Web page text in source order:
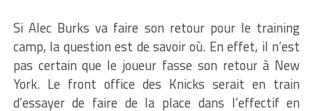
Si Alec Burks va faire son retour pour le training
camp, la question est de savoir où. En effet, il n’est
pas certain que le joueur fasse son retour à New
York. Le front office des Knicks serait en train
d’essayer de faire de la place dans l’effectif en